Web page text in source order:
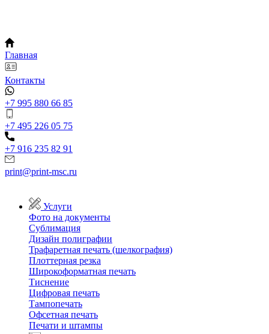
Главная
Контакты
+7 995 880 66 85
+7 495 226 05 75
+7 916 235 82 91
print@print-msc.ru
Услуги
Фото на документы
Сублимация
Дизайн полиграфии
Трафаретная печать (шелкография)
Плоттерная резка
Широкоформатная печать
Тиснение
Цифровая печать
Тампопечать
Офсетная печать
Печати и штампы